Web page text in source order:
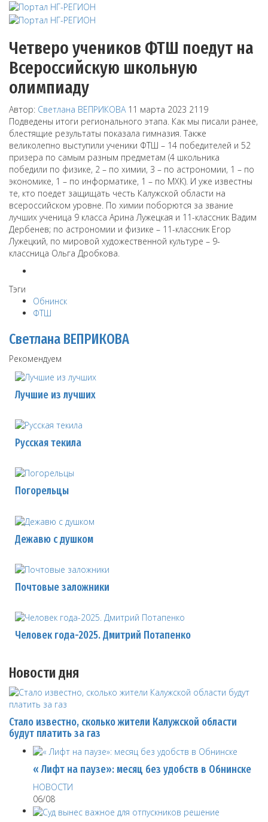
Четверо учеников ФТШ поедут на
Всероссийскую школьную
олимпиаду
Автор: Светлана ВЕПРИКОВА 11 марта 2023 2119
Подведены итоги регионального этапа. Как мы писали ранее,
блестящие результаты показала гимназия. Также
великолепно выступили ученики ФТШ – 14 победителей и 52
призера по самым разным предметам (4 школьника
победили по физике, 2 – по химии, 3 – по астрономии, 1 – по
экономике, 1 – по информатике, 1 – по МХК). И уже известны
те, кто поедет защищать честь Калужской области на
всероссийском уровне. По химии поборются за звание
лучших ученица 9 класса Арина Лужецкая и 11-классник Вадим
Дербенев; по астрономии и физике – 11-классник Егор
Лужецкий, по мировой художественной культуре – 9-
классница Ольга Дробкова.
Тэги
Обнинск
ФТШ
Светлана ВЕПРИКОВА
Рекомендуем
Лучшие из лучших
Русская текила
Погорельцы
Дежавю с душком
Почтовые заложники
Человек года-2025. Дмитрий Потапенко
Новости дня
Стало известно, сколько жители Калужской области
будут платить за газ
« Лифт на паузе»: месяц без удобств в Обнинске
НОВОСТИ
06/08